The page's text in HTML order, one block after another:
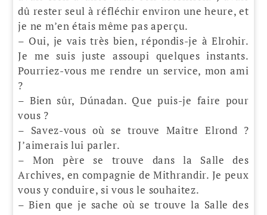
dû rester seul à réfléchir environ une heure, et
je ne m’en étais même pas aperçu.
– Oui, je vais très bien, répondis-je à Elrohir.
Je me suis juste assoupi quelques instants.
Pourriez-vous me rendre un service, mon ami
?
– Bien sûr, Dúnadan. Que puis-je faire pour
vous ?
– Savez-vous où se trouve Maître Elrond ?
J’aimerais lui parler.
– Mon père se trouve dans la Salle des
Archives, en compagnie de Mithrandir. Je peux
vous y conduire, si vous le souhaitez.
– Bien que je sache où se trouve la Salle des